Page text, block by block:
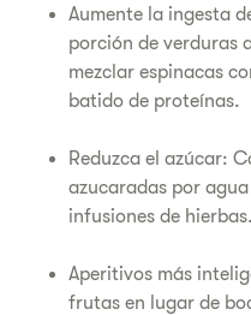
Aumente la ingesta
porción de verduras
mezclar espinacas
batido de proteínas.
Reduzca el azúcar:
azucaradas por
infusiones de hierbas.
Aperitivos más
frutas en lugar de